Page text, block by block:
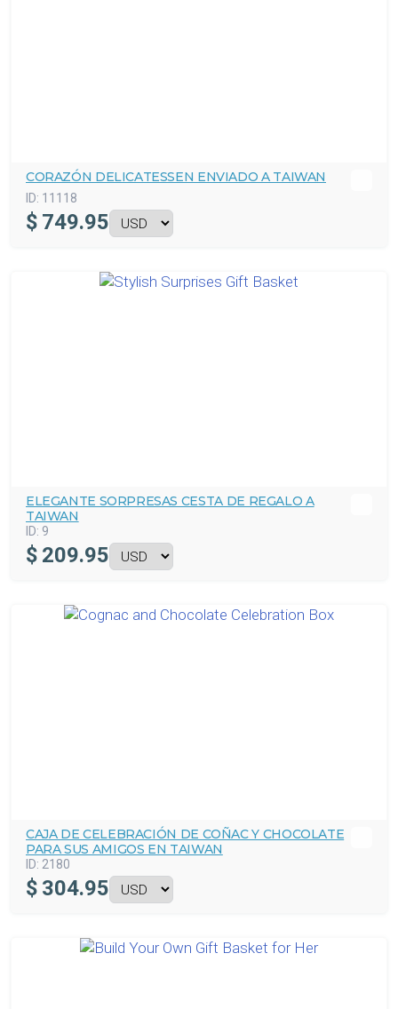
CORAZÓN DELICATESSEN ENVIADO A TAIWAN
ID: 11118
$ 749.95
ELEGANTE SORPRESAS CESTA DE REGALO A
TAIWAN
ID: 9
$ 209.95
CAJA DE CELEBRACIÓN DE COÑAC Y CHOCOLATE
PARA SUS AMIGOS EN TAIWAN
ID: 2180
$ 304.95